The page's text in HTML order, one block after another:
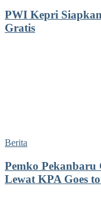
PWI Kepri
Gratis
Berita
Pemko
Lewat KPA Goes